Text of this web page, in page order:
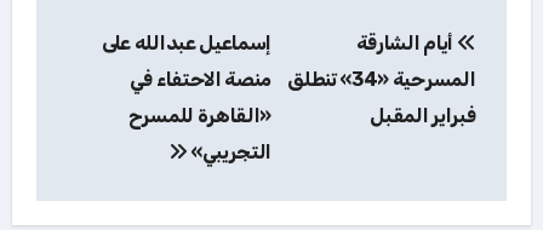
المقالات
أيام الشارقة
المسرحية «34» تنطلق
فبراير المقبل
إسماعيل عبدالله على
منصة الاحتفاء في
«القاهرة للمسرح
التجريبي»